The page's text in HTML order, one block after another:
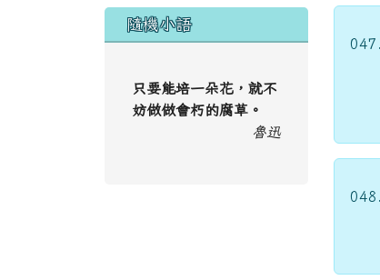
隨機小語
只要能培一朵花，就不
妨做做會朽的腐草。
魯迅
047.
048.